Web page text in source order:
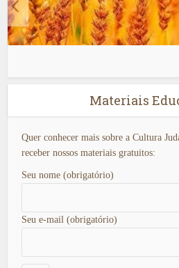
Materiais
Quer conhecer mais sobre a Cultura
receber nossos materiais gratuitos:
Seu nome (obrigatório)
Seu e-mail (obrigatório)